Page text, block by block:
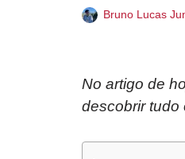
Bruno Lucas
No artigo de
descobrir tudo